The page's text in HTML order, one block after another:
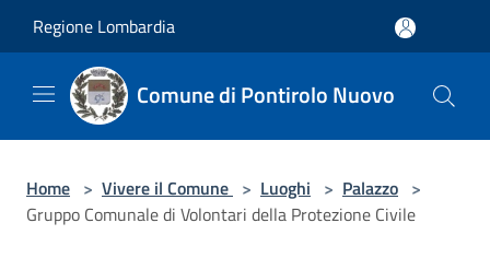
Regione Lombardia
Comune di Pontirolo Nuovo
Home > Vivere il Comune > Luoghi > Palazzo >
Gruppo Comunale di Volontari della Protezione Civile